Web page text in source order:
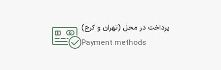
پرداخت در محل (تهران و کرج)
Payment methods